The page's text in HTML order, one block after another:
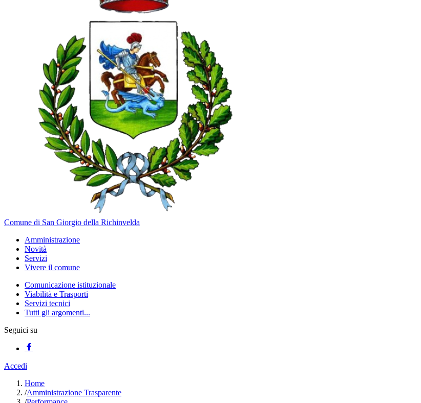
Comune di San Giorgio della Richinvelda
Amministrazione
Novità
Servizi
Vivere il comune
Comunicazione istituzionale
Viabilità e Trasporti
Servizi tecnici
Tutti gli argomenti...
Seguici su
Accedi
Home
/Amministrazione Trasparente